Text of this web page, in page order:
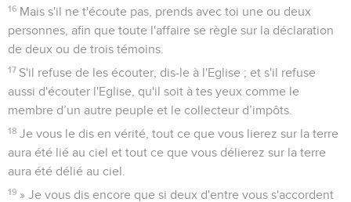
16 Mais s'il ne t'écoute pas, prends avec toi une ou deux
personnes, afin que toute l'affaire se règle sur la déclaration
de deux ou de trois témoins.
17 S'il refuse de les écouter, dis-le à l'Eglise ; et s'il refuse
aussi d'écouter l'Eglise, qu'il soit à tes yeux comme le
membre d’un autre peuple et le collecteur d’impôts.
18 Je vous le dis en vérité, tout ce que vous lierez sur la terre
aura été lié au ciel et tout ce que vous délierez sur la terre
aura été délié au ciel.
19 » Je vous dis encore que si deux d'entre vous s'accordent